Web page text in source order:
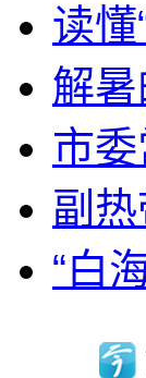
读懂
解
市
副热
“白